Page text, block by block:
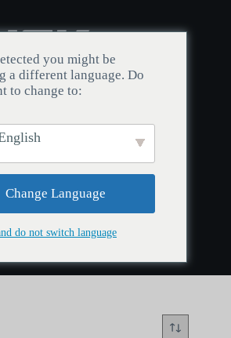
i stenen-tangentknappar
stenen-tangentknappar
you might be
a different language. Do
to change to:
Change Language
do not switch language